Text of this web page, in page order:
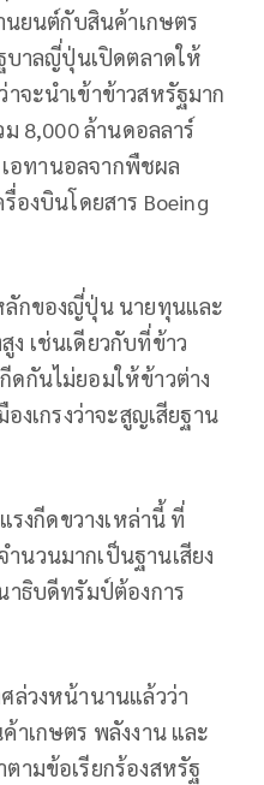
นยนต์กับสินค้าเกษตร
บาลญี่ปุ่นเปิดตลาดให้
จะนำเข้าข้าวสหรัฐมาก
8,000 ล้านดอลลาร์
อทานอลจากพืชผล
องบินโดยสาร Boeing
กของญี่ปุ่น นายทุนและ
เช่นเดียวกับที่ข้าว
กันไม่ยอมให้ข้าวต่าง
งเกรงว่าจะสูญเสียฐาน
รงกีดขวางเหล่านี้ ที่
นวนมากเป็นฐานเสียง
ธิบดีทรัมป์ต้องการ
ล่วงหน้านานแล้วว่า
าเกษตร พลังงาน และ
ามข้อเรียกร้องสหรัฐ